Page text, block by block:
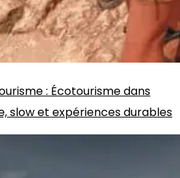
: Écotourisme dans
slow et expériences durables